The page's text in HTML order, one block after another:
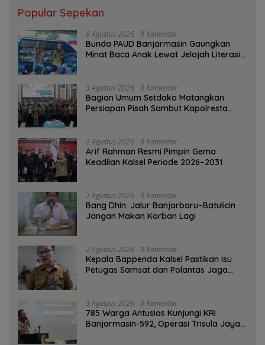
Popular Sepekan
8 Agustus 2026 0 Komentar
Bunda PAUD Banjarmasin Gaungkan
Minat Baca Anak Lewat Jelajah Literasi
3 Agustus 2026 0 Komentar
Bagian Umum Setdako Matangkan
Persiapan Pisah Sambut Kapolresta
2 Agustus 2026 0 Komentar
Arif Rahman Resmi Pimpin Gema
Keadilan Kalsel Periode 2026–2031
2 Agustus 2026 0 Komentar
Bang Dhin: Jalur Banjarbaru–Batulicin
Jangan Makan Korban Lagi
2 Agustus 2026 0 Komentar
Kepala Bappenda Kalsel Pastikan Isu
Petugas Samsat dan Polantas Jaga
3 Agustus 2026 0 Komentar
785 Warga Antusias Kunjungi KRI
Banjarmasin-592, Operasi Trisula Jaya